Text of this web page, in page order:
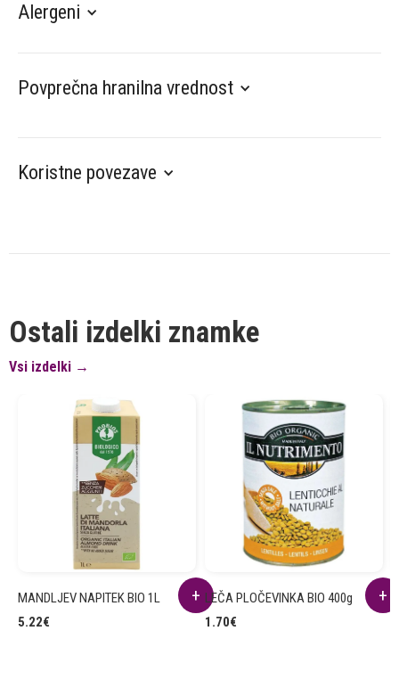
Alergeni
Povprečna hranilna vrednost
Koristne povezave
Ostali izdelki znamke
Vsi izdelki →
MANDLJEV NAPITEK BIO 1L
5.22€
LEČA PLOČEVINKA BIO 400g
1.70€